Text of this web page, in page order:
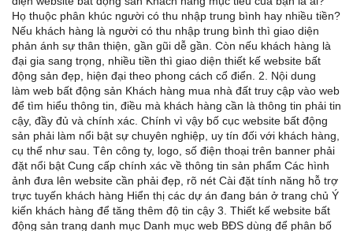
Họ thuộc phân khúc người có thu nhập trung bình hay nhiều tiền?
Nếu khách hàng là người có thu nhập trung bình thì giao diện
phản ánh sự thân thiện, gần gũi dễ gần. Còn nếu khách hàng là
đại gia sang trọng, nhiều tiền thì giao diện thiết kế website bất
động sản đẹp, hiện đại theo phong cách cổ điển. 2. Nội dung
làm web bất động sản Khách hàng mua nhà đất truy cập vào web
để tìm hiểu thông tin, điều mà khách hàng cần là thông tin phải tin
cậy, đầy đủ và chính xác. Chính vì vậy bố cục website bất động
sản phải làm nổi bật sự chuyên nghiệp, uy tín đối với khách hàng,
cụ thể như sau. Tên công ty, logo, số điện thoại trên banner phải
đặt nổi bật Cung cấp chính xác về thông tin sản phẩm Các hình
ảnh đưa lên website cần phải đẹp, rõ nét Cài đặt tính năng hỗ trợ
trực tuyến khách hàng Hiển thị các dự án đang bán ở trang chủ Ý
kiến khách hàng để tăng thêm độ tin cậy 3. Thiết kế website bất
động sản trang danh mục Danh mục web BĐS dùng để phân bố